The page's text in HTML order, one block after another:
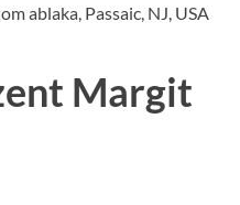
ablaka, Passaic, NJ, USA
Margit